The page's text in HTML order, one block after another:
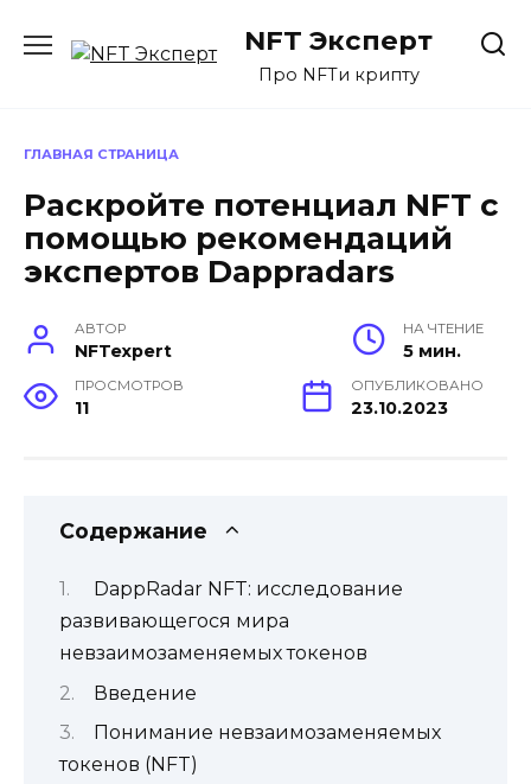
содержанию
NFT Эксперт
Про NFTи крипту
ГЛАВНАЯ СТРАНИЦА
Раскройте потенциал NFT с
помощью рекомендаций
экспертов Dappradars
АВТОР
NFTexpert
НА ЧТЕНИЕ
5 мин.
ПРОСМОТРОВ
11
ОПУБЛИКОВАНО
23.10.2023
Содержание
DappRadar NFT: исследование
развивающегося мира
невзаимозаменяемых токенов
Введение
Понимание невзаимозаменяемых
токенов (NFT)